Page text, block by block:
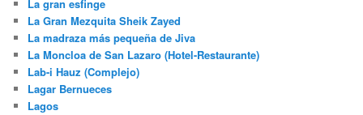
La gran esfinge
La Gran Mezquita Sheik Zayed
La madraza más pequeña de Jiva
La Moncloa de San Lazaro (Hotel-Restaurante)
Lab-i Hauz (Complejo)
Lagar Bernueces
Lagos